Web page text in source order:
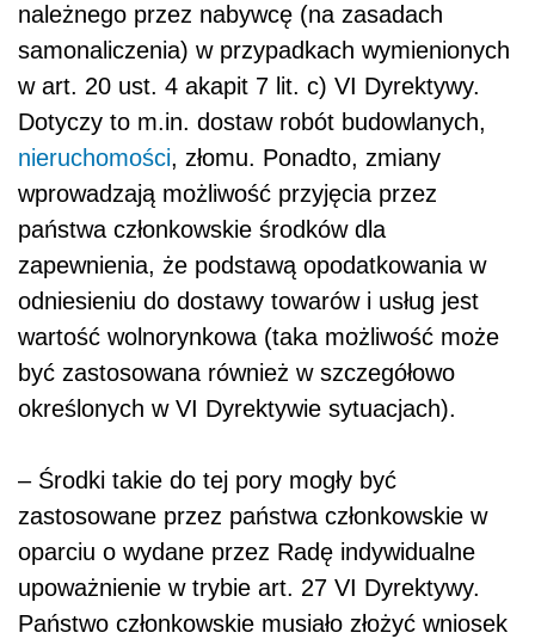
należnego przez nabywcę (na zasadach
samonaliczenia) w przypadkach wymienionych
w art. 20 ust. 4 akapit 7 lit. c) VI Dyrektywy.
Dotyczy to m.in. dostaw robót budowlanych,
nieruchomości, złomu. Ponadto, zmiany
wprowadzają możliwość przyjęcia przez
państwa członkowskie środków dla
zapewnienia, że podstawą opodatkowania w
odniesieniu do dostawy towarów i usług jest
wartość wolnorynkowa (taka możliwość może
być zastosowana również w szczegółowo
określonych w VI Dyrektywie sytuacjach).
– Środki takie do tej pory mogły być
zastosowane przez państwa członkowskie w
oparciu o wydane przez Radę indywidualne
upoważnienie w trybie art. 27 VI Dyrektywy.
Państwo członkowskie musiało złożyć wniosek